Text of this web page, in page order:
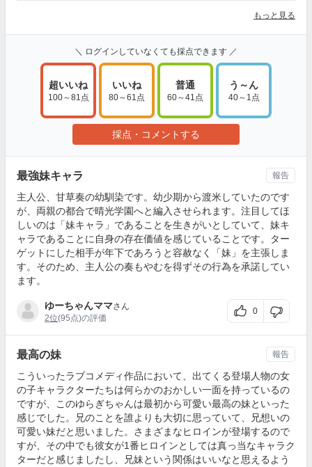
もっと見る
＼ ログインしていなくても採点できます ／
超いいね
100～81点
いいね
80～61点
普通
60～41点
う～ん
40～1点
採点・コメントする
最強妹キャラ
主人公、甘草奏の幼馴染です。幼少期から渡米していたのです
が、両親の都合で晴光学園へと編入させられます。注目してほ
しいのは「妹キャラ」であることを生きがいとしていて、妹キ
ャラであることに自身の存在価値を感じていることです。ター
ゲットにした相手が年下であろうと容赦なく「妹」を主張しま
す。そのため、主人公の奏もやむを得ずその行為を承諾してい
ます。
ゆーちゃんママさん
2位(95点)の評価
0
報告
最高の妹
こういったラブコメディ作品において、出てくる登場人物の女
の子キャラクターたちは何らかのおかしい一面を持っているの
ですが、このゆらぎちゃんは最初から可愛い最高の妹といった
感じでした。兄のことを誰よりも大切に思っていて、兄想いの
可愛い妹だと思いました。さまざまなヒロインが登場するので
すが、その中でも彼女が1番ヒロインとしては真っ当なキャラク
ターだと感じましたし、兄妹という関係はいいなと思えるよう
報告